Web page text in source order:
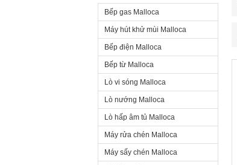
Bếp gas Malloca
Máy hút khử mùi Malloca
Bếp điện Malloca
Bếp từ Malloca
Lò vi sóng Malloca
Lò nướng Malloca
Lò hấp âm tủ Malloca
Máy rửa chén Malloca
Máy sấy chén Malloca